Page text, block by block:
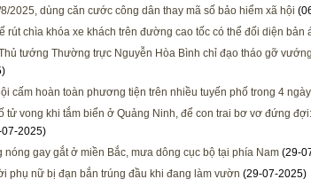
2025, dùng căn cước công dân thay mã số bảo hiểm xã hội
rút chìa khóa xe khách trên đường cao tốc có thể đối diện bản
tướng Thường trực Nguyễn Hòa Bình chỉ đạo tháo gỡ
cấm hoàn toàn phương tiện trên nhiều tuyến phố trong 4 ngày
tử vong khi tắm biển ở Quảng Ninh, để con trai bơ vơ đứng
2025)
nóng gay gắt ở miền Bắc, mưa dông cục bộ tại phía Nam (29-
phụ nữ bị đạn bắn trúng đầu khi đang làm vườn (29-07-2025)